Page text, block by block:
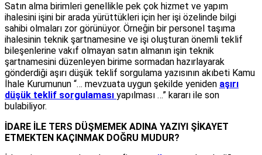
Satın alma birimleri genellikle pek çok hizmet ve yapım
ihalesini işini bir arada yürüttükleri için her işi özelinde bilgi
sahibi olmaları zor görünüyor. Örneğin bir personel taşıma
ihalesinin teknik şartnamesine ve işi oluşturan önemli teklif
bileşenlerine vakıf olmayan satın almanın işin teknik
şartnamesini düzenleyen birime sormadan hazırlayarak
gönderdiği aşırı düşük teklif sorgulama yazısının akıbeti Kamu
İhale Kurumunun “… mevzuata uygun şekilde yeniden aşırı
düşük teklif sorgulaması yapılması …” kararı ile son
bulabiliyor.
İDARE İLE TERS DÜŞMEMEK ADINA YAZIYI ŞİKAYET
ETMEKTEN KAÇINMAK DOĞRU MUDUR?